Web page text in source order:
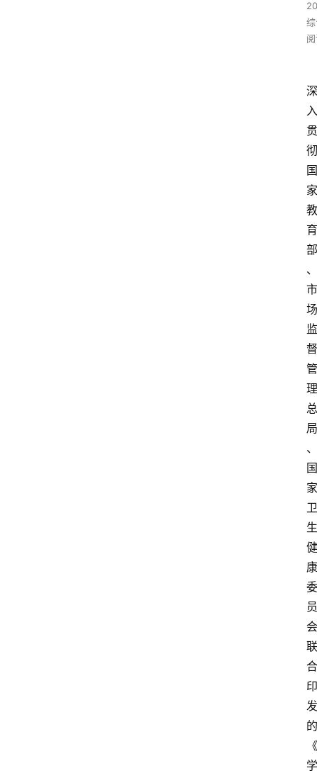
深
入
贯
彻
国
家
教
育
部
、
市
场
监
督
管
理
总
局
、
国
家
卫
生
健
康
委
员
会
联
合
印
发
的
《
学